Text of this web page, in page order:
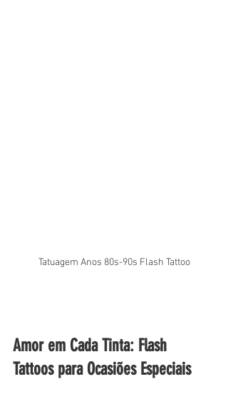
Tatuagem Anos 80s-90s Flash Tattoo
Amor em Cada Tinta: Flash
Tattoos para Ocasiões Especiais